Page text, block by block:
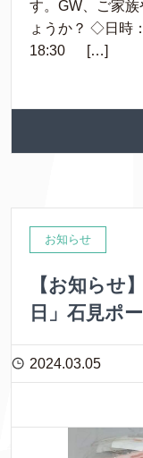
す。GW、ご家
ょうか？ ◇日時
18:30 […]
お知らせ
【お知らせ
日」石見ポ
2024.03.05